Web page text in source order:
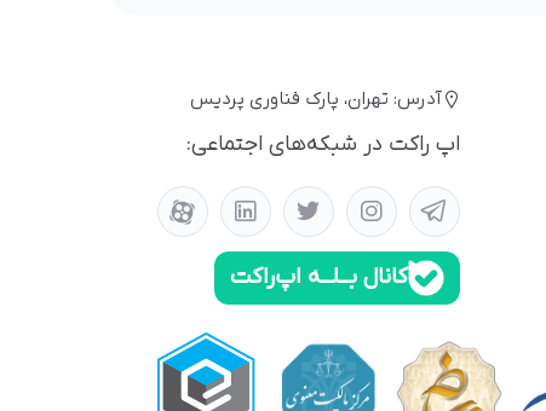
آدرس: تهران، پارک فناوری پردیس
اپ راکت در شبکه‌های اجتماعی:
کانال بــلــه اپ‌راکت